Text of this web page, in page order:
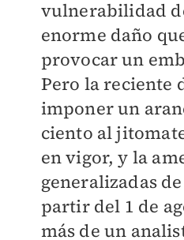
vulnerabilidad
enorme daño
provocar un
Pero la reciente
imponer un
ciento al
en vigor, y la
generalizadas
partir del 1 de
más de un